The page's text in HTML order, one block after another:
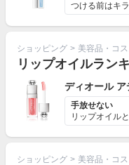
ショッピング > 美容品・コス
リップオイルラン
ディオール
手放せない
ショッピング > 美容品・コス